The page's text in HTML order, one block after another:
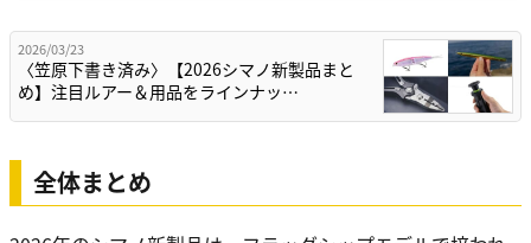
2026/03/23
〈笠原下書き済み〉【2026シマノ新製品まと
め】注目ルアー＆用品をラインナッ…
全体まとめ